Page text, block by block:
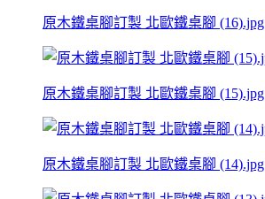
原木鐵桌腳訂製 北歐鐵桌腳 (16).jpg
原木鐵桌腳訂製 北歐鐵桌腳 (15).jpg
原木鐵桌腳訂製 北歐鐵桌腳 (14).jpg